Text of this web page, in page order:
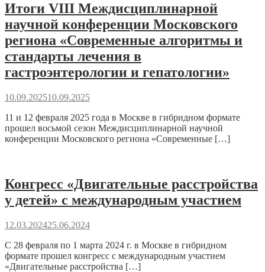
Итоги VIII Междисциплинарной
научной конференции Московского
региона «Современные алгоритмы и
стандарты лечения в
гастроэнтерологии и гепатологии»
10.09.202510.09.2025
11 и 12 февраля 2025 года в Москве в гибридном формате
прошел восьмой сезон Междисциплинарной научной
конференции Московского региона «Современные […]
Конгресс «Двигательные расстройства
у детей» с международным участием
12.03.202425.06.2024
С 28 февраля по 1 марта 2024 г. в Москве в гибридном
формате прошел конгресс с международным участием
«Двигательные расстройства […]